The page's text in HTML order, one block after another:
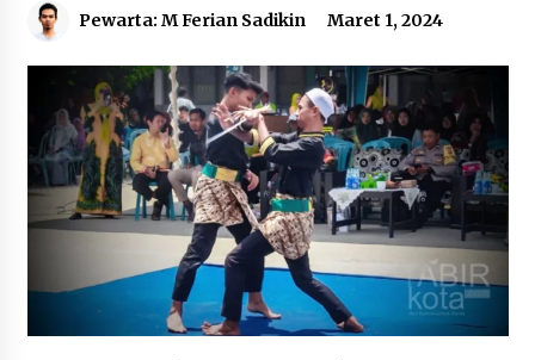
HUT ke-51, Indocement Perkuat Inovasi dan
Keberlanjutan Masa Depan Lebih Hijau
Hari Kedua Kaji Tiru di DIY, Bupati Barito Utara
Pimpin Kunker ke Pemkab Gunung Kidul
Agustus 5, 2026
Eksekusi Putusan PN, Kejari Kotabaru Setor
PNBP 400 Juta dari Kasus Tambang Ilegal
Agustus 5, 2026
Hadiri Forum Komunikasi dan Kemitraan BPJS,
Pewarta: M Ferian Sadikin Maret 1, 2024